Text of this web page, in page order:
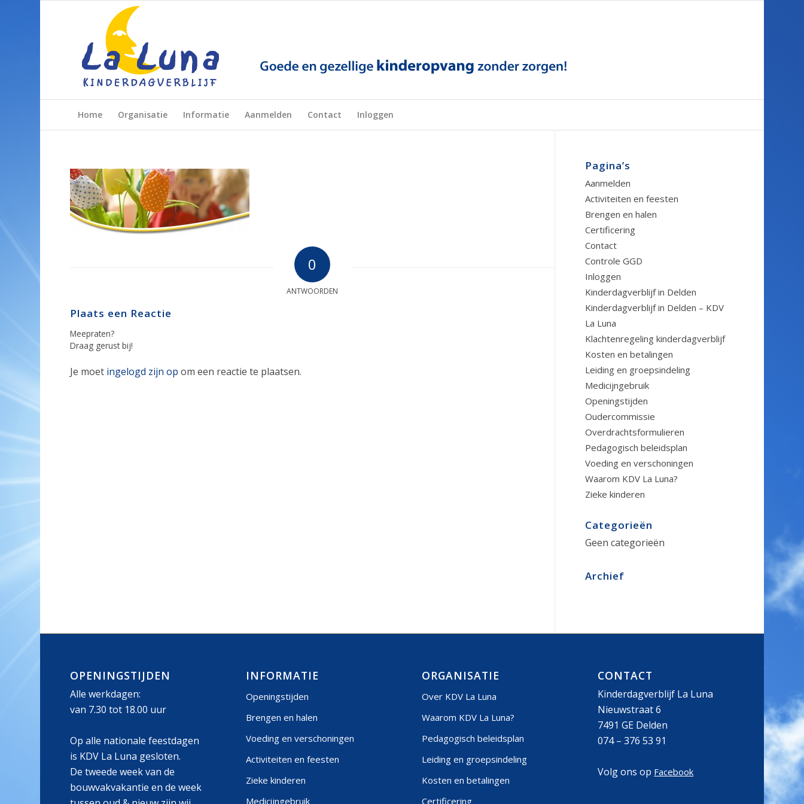
Home Organisatie Informatie Aanmelden Contact Inloggen
0
ANTWOORDEN
Plaats een Reactie
Meepraten?
Draag gerust bij!
Je moet ingelogd zijn op om een reactie te plaatsen.
Pagina’s
Aanmelden
Activiteiten en feesten
Brengen en halen
Certificering
Contact
Controle GGD
Inloggen
Kinderdagverblijf in Delden
Kinderdagverblijf in Delden – KDV
La Luna
Klachtenregeling kinderdagverblijf
Kosten en betalingen
Leiding en groepsindeling
Medicijngebruik
Openingstijden
Oudercommissie
Overdrachtsformulieren
Pedagogisch beleidsplan
Voeding en verschoningen
Waarom KDV La Luna?
Zieke kinderen
Categorieën
Geen categorieën
Archief
OPENINGSTIJDEN
Alle werkdagen:
van 7.30 tot 18.00 uur
Op alle nationale feestdagen
is KDV La Luna gesloten.
De tweede week van de
bouwvakvakantie en de week
INFORMATIE
Openingstijden
Brengen en halen
Voeding en verschoningen
Activiteiten en feesten
Zieke kinderen
Medicijngebruik
ORGANISATIE
Over KDV La Luna
Waarom KDV La Luna?
Pedagogisch beleidsplan
Leiding en groepsindeling
Kosten en betalingen
Certificering
CONTACT
Kinderdagverblijf La Luna
Nieuwstraat 6
7491 GE Delden
074 – 376 53 91
Volg ons op Facebook